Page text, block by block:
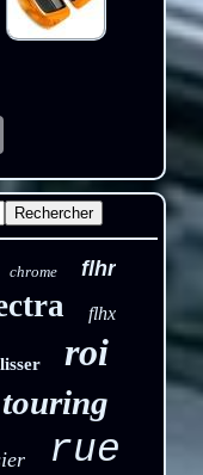
Email
chrome flhr
flhx
roi
touring
rue